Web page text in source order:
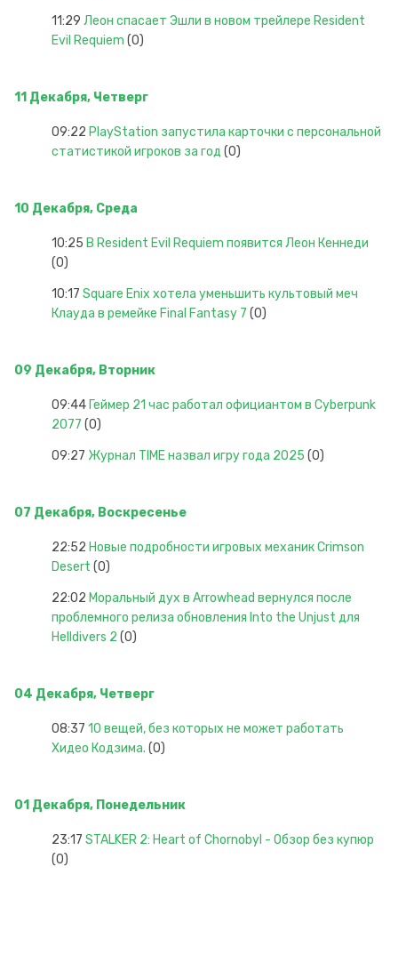
11:29 Леон спасает Эшли в новом трейлере Resident
Evil Requiem (0)
11 Декабря, Четверг
09:22 PlayStation запустила карточки с персональной
статистикой игроков за год (0)
10 Декабря, Среда
10:25 В Resident Evil Requiem появится Леон Кеннеди
(0)
10:17 Square Enix хотела уменьшить культовый меч
Клауда в ремейке Final Fantasy 7 (0)
09 Декабря, Вторник
09:44 Геймер 21 час работал официантом в Cyberpunk
2077 (0)
09:27 Журнал TIME назвал игру года 2025 (0)
07 Декабря, Воскресенье
22:52 Новые подробности игровых механик Crimson
Desert (0)
22:02 Моральный дух в Arrowhead вернулся после
проблемного релиза обновления Into the Unjust для
Helldivers 2 (0)
04 Декабря, Четверг
08:37 10 вещей, без которых не может работать
Хидео Кодзима. (0)
01 Декабря, Понедельник
23:17 STALKER 2: Heart of Chornobyl - Обзор без купюр
(0)